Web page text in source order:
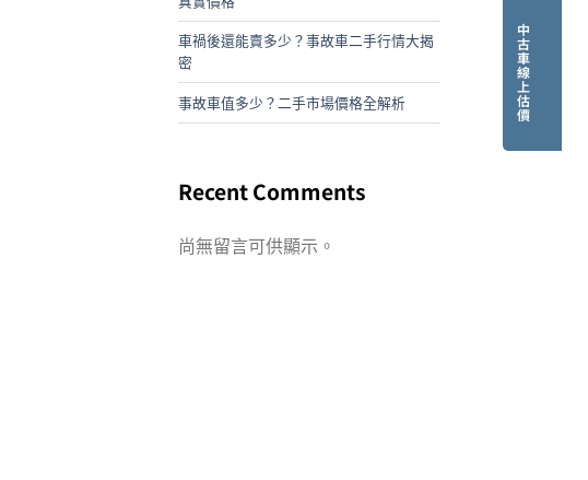
中
古
車
線
上
估
價
車禍後還能賣多少？事故車二手行情大揭
密
事故車值多少？二手市場價格全解析
Recent Comments
尚無留言可供顯示。